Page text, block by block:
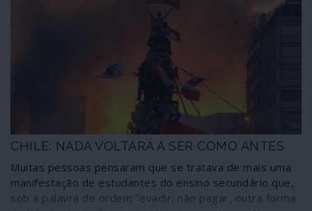
desgasta, desmascara e vai perdendo eficácia. Uma
faúlha representada por um aumento de preços, um
corte de subsídios sociais, o lançamento de mais um
imposto tornaram-se agora susceptíveis de provocar
grandes e vibrantes explosões sociais. A arbitrariedade
e a impunidade do sistema dominante começam a
encontrar barreiras humanas.
CHILE: NADA VOLTARÁ A SER COMO ANTES
Muitas pessoas pensaram que se tratava de mais uma
manifestação de estudantes do ensino secundário que,
sob a palavra de ordem “evadir, não pagar, outra forma